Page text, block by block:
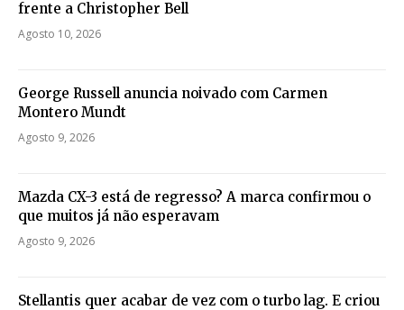
frente a Christopher Bell
Agosto 10, 2026
George Russell anuncia noivado com Carmen
Montero Mundt
Agosto 9, 2026
Mazda CX-3 está de regresso? A marca confirmou o
que muitos já não esperavam
Agosto 9, 2026
Stellantis quer acabar de vez com o turbo lag. E criou